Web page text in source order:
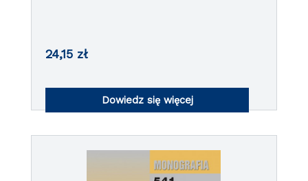
24,15 zł
Dowiedz się więcej